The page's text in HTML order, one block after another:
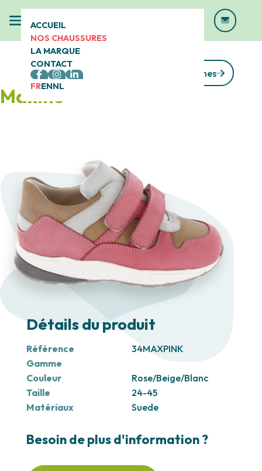
ACCUEIL
NOS CHAUSSURES
LA MARQUE
CONTACT
FRENNL
Maxine
Voir toutes les gammes
Détails du produit
Référence
34MAXPINK
Gamme
Couleur
Rose/Beige/Blanc
Taille
24-45
Matériaux
Suede
Besoin de plus d'information ?